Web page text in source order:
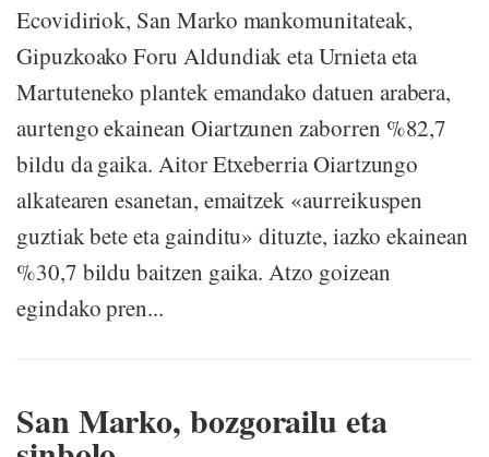
Ecovidiriok, San Marko mankomunitateak,
Gipuzkoako Foru Aldundiak eta Urnieta eta
Martuteneko plantek emandako datuen arabera,
aurtengo ekainean Oiartzunen zaborren %82,7
bildu da gaika. Aitor Etxeberria Oiartzungo
alkatearen esanetan, emaitzek «aurreikuspen
guztiak bete eta gainditu» dituzte, iazko ekainean
%30,7 bildu baitzen gaika. Atzo goizean
egindako pren...
San Marko, bozgorailu eta